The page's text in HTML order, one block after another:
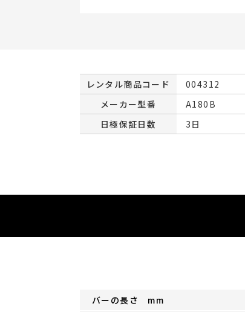
レンタル商品コード 004312
メーカー型番
A180B
日極保証日数
3日
バーの長さ mm